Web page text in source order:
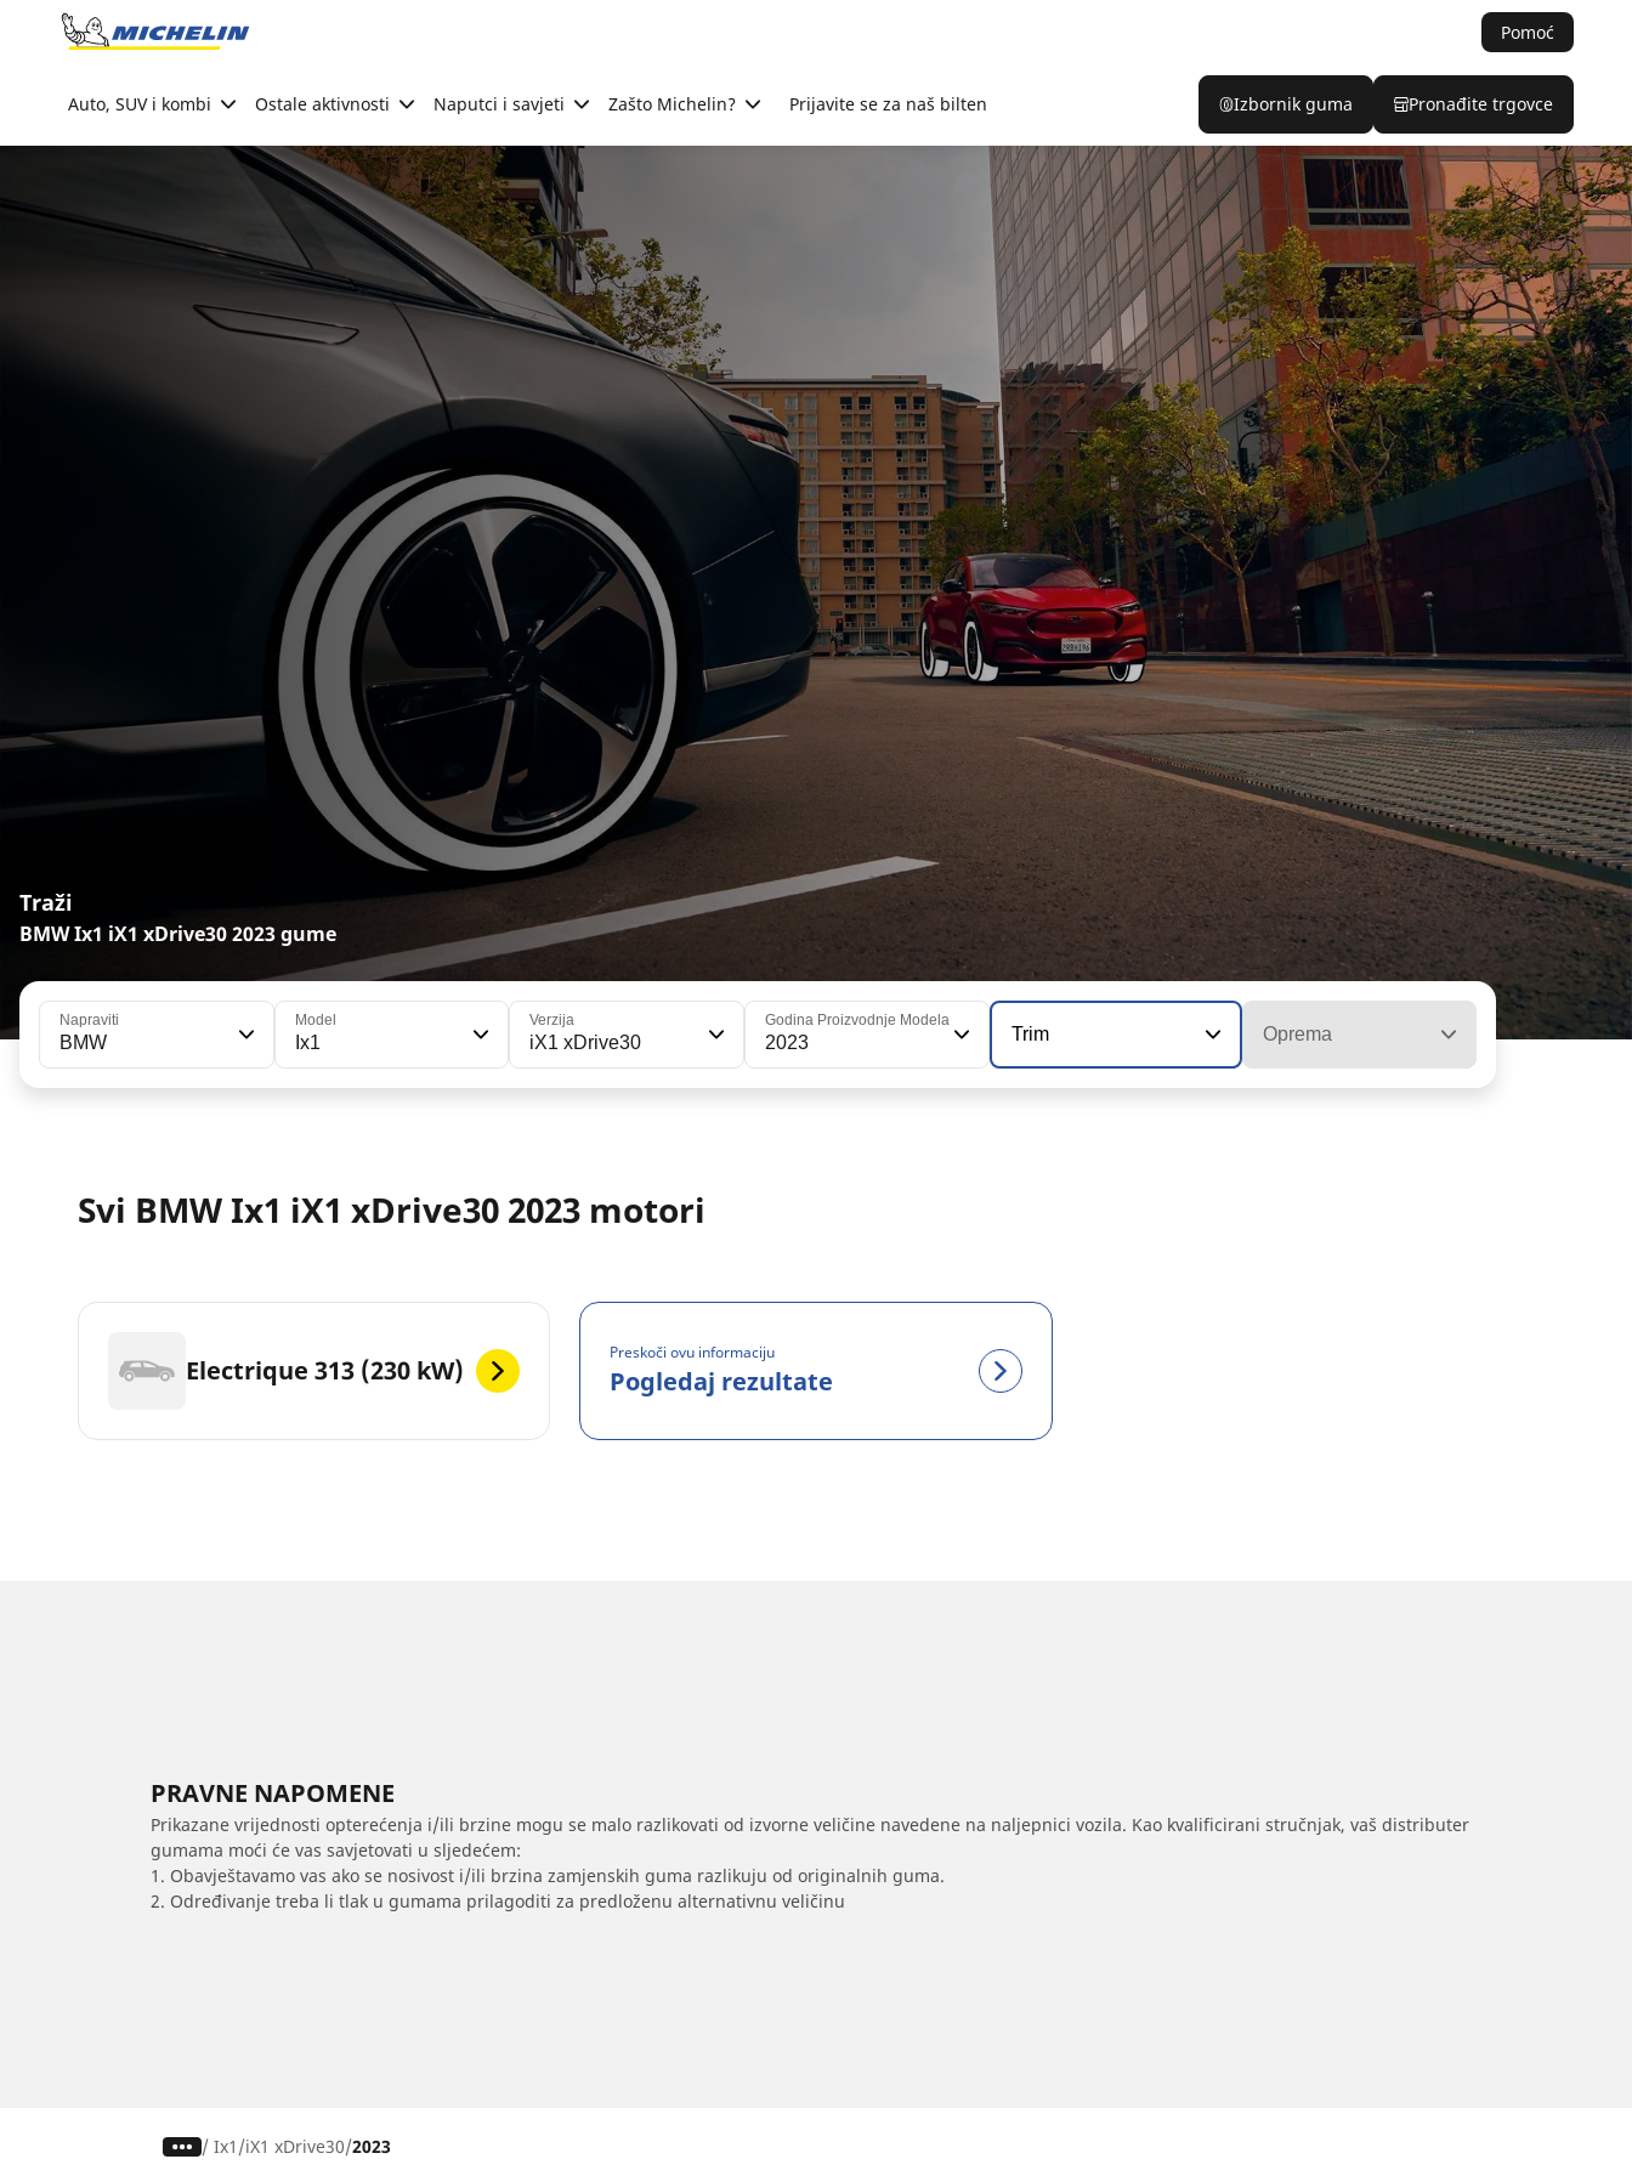
Go to page content
Pomoć
Auto, SUV i kombi Ostale aktivnosti Naputci i savjeti Zašto Michelin? Prijavite se za naš bilten Izbornik guma Pronađite trgovce
Traži
BMW Ix1 iX1 xDrive30 2023 gume
Napraviti
BMW
Model
Ix1
Verzija
iX1 xDrive30
Godina Proizvodnje Modela
2023 Trim Oprema
Svi BMW Ix1 iX1 xDrive30 2023 motori
Electrique 313 (230 kW)
Preskoči ovu informaciju
Pogledaj rezultate
PRAVNE NAPOMENE
Prikazane vrijednosti opterećenja i/ili brzine mogu se malo razlikovati od izvorne veličine navedene na naljepnici vozila. Kao kvalificirani stručnjak, vaš distributer
gumama moći će vas savjetovati u sljedećem:
1. Obavještavamo vas ako se nosivost i/ili brzina zamjenskih guma razlikuju od originalnih guma.
2. Određivanje treba li tlak u gumama prilagoditi za predloženu alternativnu veličinu
/ Ix1 iX1 xDrive30 2023